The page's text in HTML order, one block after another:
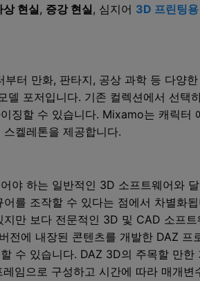
상 현실, 증강 현실, 심지어 3D 프린팅용
터 만화, 판타지, 공상 과학 등 다양
델 포저입니다. 기존 컬렉션에서 선택
징할 수 있습니다. Mixamo는 캐릭터
켈레톤을 제공합니다.
야 하는 일반적인 3D 소프트웨어와
를 조작할 수 있다는 점에서 차별화
만 보다 전문적인 3D 및 CAD 소프
전에 내장된 콘텐츠를 개발한 DAZ
수 있습니다. DAZ 3D의 주목할 만
임으로 구성하고 시간에 따라 매개